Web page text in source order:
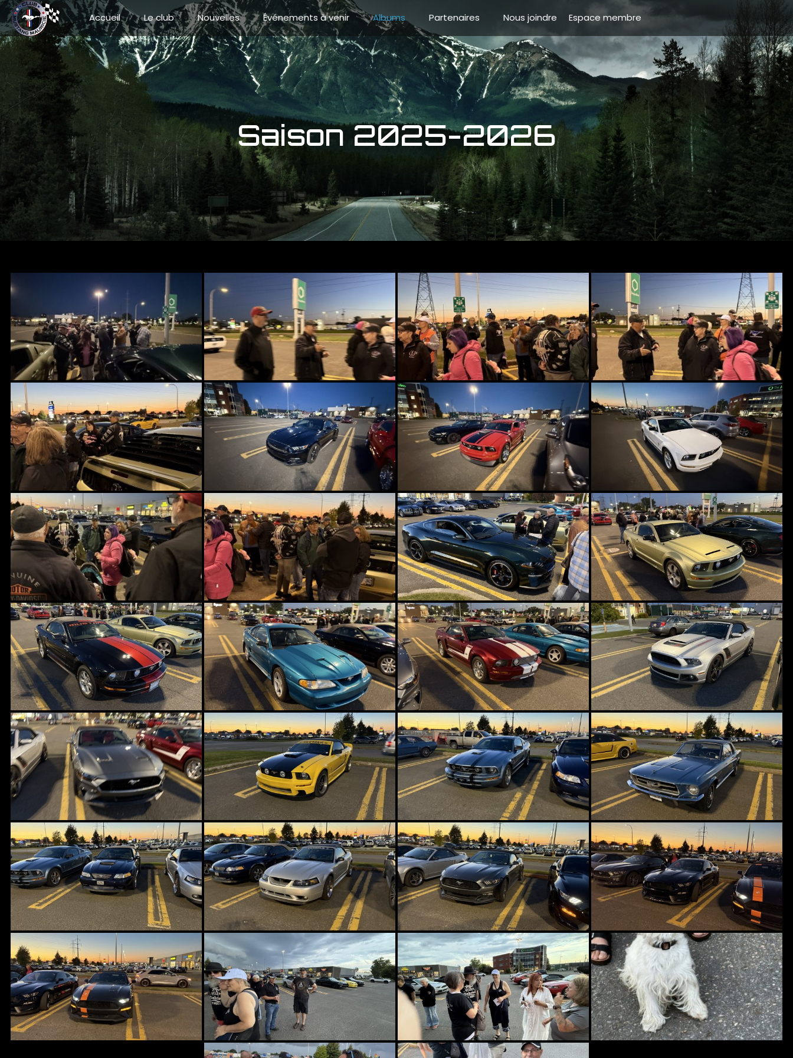
Accueil Le club Nouvelles Événements à venir Albums Partenaires Nous joindre Espace membre
Saison 2025-2026